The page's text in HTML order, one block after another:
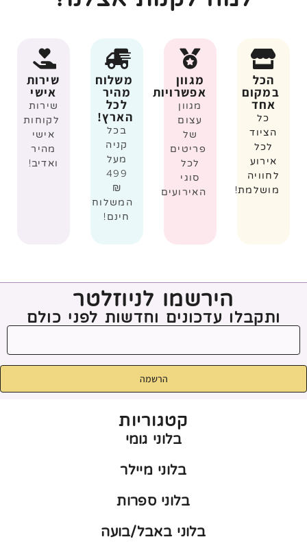
הכל
במקום
אחד
כל
הציוד
לכל
אירוע
לחוויה
מושלמת!
מגוון
אפשרויות
מגוון
עצום
של
פריטים
לכל
סוגי
האירועים
משלוח
מהיר
לכל
הארץ!
בכל
קניה
מעל
499
₪
המשלוח
חינם!
שירות
אישי
שירות
לקוחות
אישי
מהיר
ואדיב!
הירשמו לניוזלטר
ותקבלו עדכונים וחדשות לפני כולם
הרשמה
קטגוריות
בלוני גומי
בלוני מיילר
בלוני ספרות
בלוני באבל/בועה